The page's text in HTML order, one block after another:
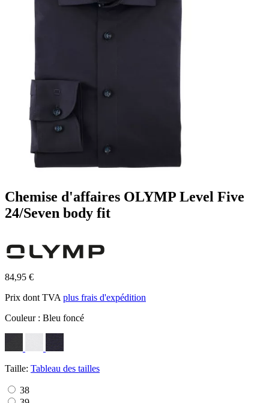
Chemise d'affaires OLYMP Level Five
24/Seven body fit
84,95 €
Prix dont TVA plus frais d'expédition
Couleur : Bleu foncé
Taille: Tableau des tailles
38